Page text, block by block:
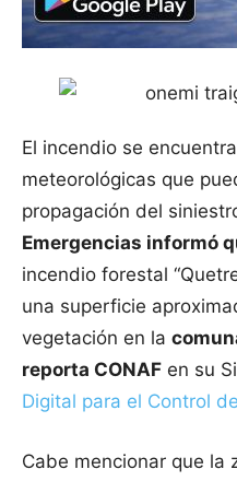
El incendio se
meteorológicas que
propagación del
Emergencias informó
incendio forestal
una superficie
vegetación en la
reporta CONAF en su
Digital para el Control
Cabe mencionar que la